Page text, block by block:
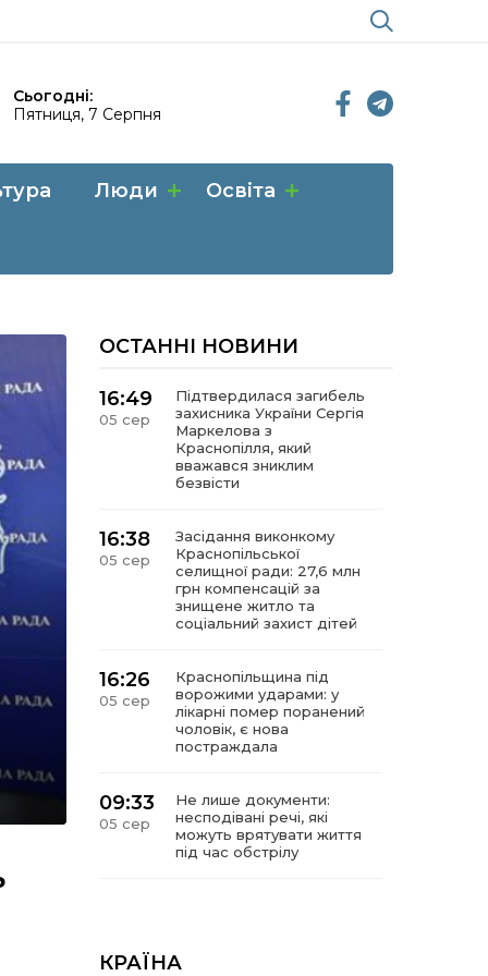
Сьогодні:
Пятниця, 7 Серпня
Люди Освіта
ОСТАННІ НОВИНИ
16:49
05 сер
Підтвердилася загибель
захисника України Сергія
Маркелова з
Краснопілля, який
вважався зниклим
безвісти
16:38
05 сер
Засідання виконкому
Краснопільської
селищної ради: 27,6 млн
грн компенсацій за
знищене житло та
соціальний захист дітей
16:26
05 сер
Краснопільщина під
ворожими ударами: у
лікарні помер поранений
чоловік, є нова
постраждала
09:33
05 сер
Не лише документи:
несподівані речі, які
можуть врятувати життя
під час обстрілу
КРАЇНА